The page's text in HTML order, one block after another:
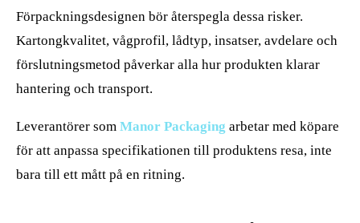
Förpackningsdesignen bör återspegla dessa risker.
Kartongkvalitet, vågprofil, lådtyp, insatser, avdelare och
förslutningsmetod påverkar alla hur produkten klarar
hantering och transport.
Leverantörer som Manor Packaging arbetar med köpare
för att anpassa specifikationen till produktens resa, inte
bara till ett mått på en ritning.